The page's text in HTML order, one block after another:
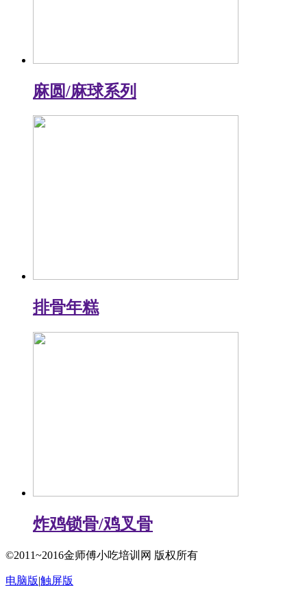
麻圆/麻球系列
排骨年糕
炸鸡锁骨/鸡叉骨
©2011~2016金师傅小吃培训网 版权所有
电脑版|触屏版